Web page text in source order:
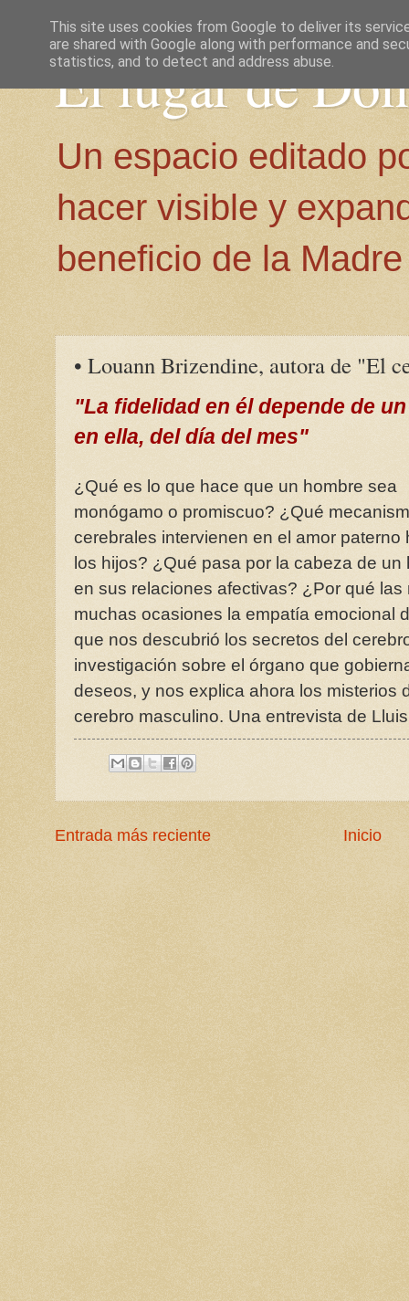
El lugar de
Un espacio editado
hacer visible y
beneficio de la
• Louann Brizendine, autora de "El
"La fidelidad en él depende de
en ella, del día del mes"
¿Qué es lo que hace que un hombre sea
monógamo o promiscuo? ¿Qué
cerebrales intervienen en el amor paterno
los hijos? ¿Qué pasa por la cabeza de un
en sus relaciones afectivas? ¿Por qué
muchas ocasiones la empatía emocional
que nos descubrió los secretos del
investigación sobre el órgano que
deseos, y nos explica ahora los misterios
cerebro masculino. Una entrevista de
Entrada más reciente Inicio
This site uses cookies from Google to deliver its
are shared with Google along with performance and
statistics, and to detect and address abuse.